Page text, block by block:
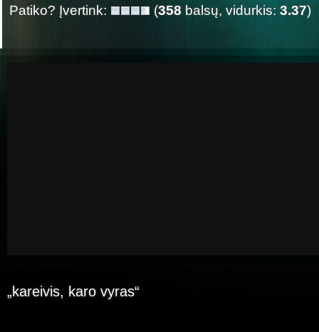
Patiko? Įvertink:
(358 balsų, vidurkis: 3.37)
„kareivis, karo vyras“